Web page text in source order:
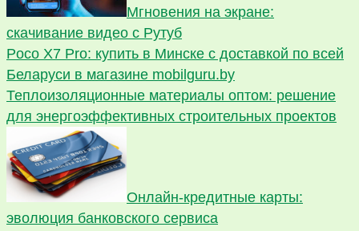
Мгновения на экране:
скачивание видео с Рутуб
Poco X7 Pro: купить в Минске с доставкой по всей
Беларуси в магазине mobilguru.by
Теплоизоляционные материалы оптом: решение
для энергоэффективных строительных проектов
Онлайн-кредитные карты:
эволюция банковского сервиса